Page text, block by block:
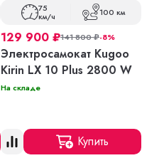
75
км/ч 100 км
129 900 ₽141 800₽-8%
Электросамокат Kugoo
Kirin LX 10 Plus 2800 W
На складе
Купить